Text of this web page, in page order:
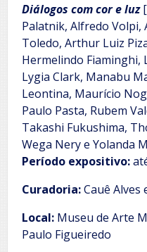
Diálogos com cor e luz
Palatnik, Alfredo Volpi,
Toledo, Arthur Luiz
Hermelindo Fiaminghi,
Lygia Clark, Manabu
Leontina, Maurício
Paulo Pasta, Rubem
Takashi Fukushima,
Wega Nery e Yolanda
Período expositivo:
Curadoria:Cauê Alves
Local: Museu de Arte
Paulo Figueiredo